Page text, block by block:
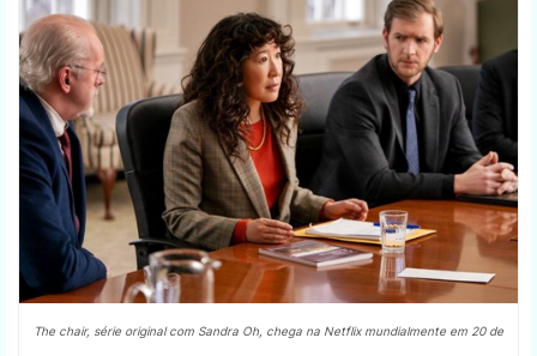
The chair, série original com Sandra Oh, chega na Netflix mundialmente em 20 de